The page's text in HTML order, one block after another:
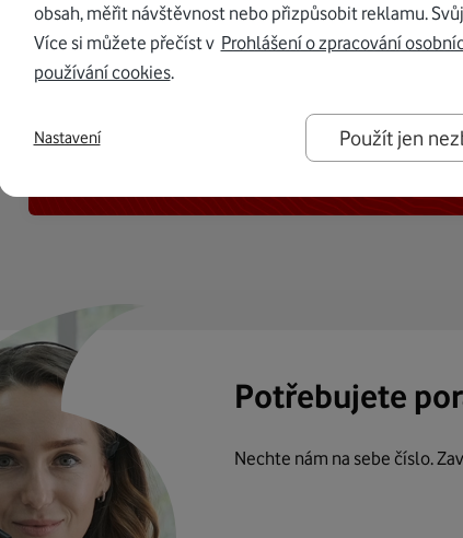
K internetu vám dáme
od 150 Kč měsíčně
Potřebujete
Nechte nám na sebe číslo.
obsah, měřit návštěvnost nebo přizpůsobit reklamu.
Více si můžete přečíst v Prohlášení o zpracování
používání cookies.
Použít jen
Nastavení